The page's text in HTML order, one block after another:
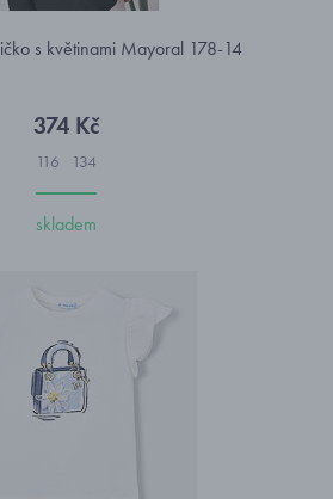
s květinami Mayoral 178-14
374 Kč
116 134
skladem